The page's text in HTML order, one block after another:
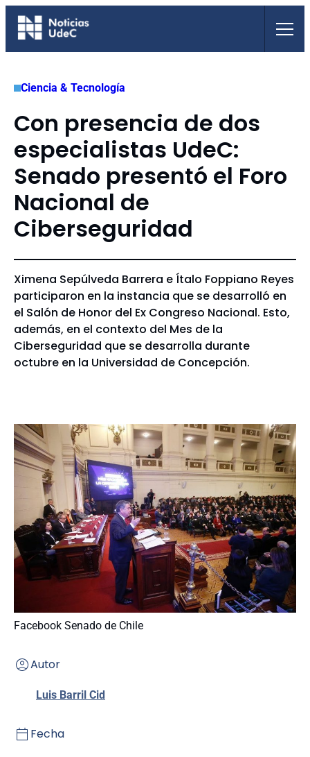
Saltar
Ciencia & Tecnología
Con presencia de dos
especialistas UdeC:
Senado presentó el Foro
Nacional de
Ciberseguridad
Ximena Sepúlveda Barrera e Ítalo Foppiano Reyes
participaron en la instancia que se desarrolló en
el Salón de Honor del Ex Congreso Nacional. Esto,
además, en el contexto del Mes de la
Ciberseguridad que se desarrolla durante
octubre en la Universidad de Concepción.
Facebook Senado de Chile
Autor
Luis Barril Cid
Fecha